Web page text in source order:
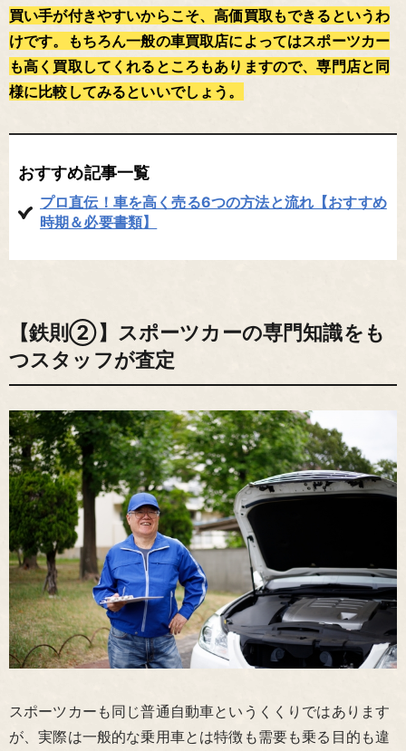
買い手が付きやすいからこそ、高価買取もできるというわ
けです。もちろん一般の車買取店によってはスポーツカー
も高く買取してくれるところもありますので、専門店と同
様に比較してみるといいでしょう。
おすすめ記事一覧
プロ直伝！車を高く売る6つの方法と流れ【おすすめ
時期＆必要書類】
【鉄則②】スポーツカーの専門知識をも
つスタッフが査定
スポーツカーも同じ普通自動車というくくりではあります
が、実際は一般的な乗用車とは特徴も需要も乗る目的も違